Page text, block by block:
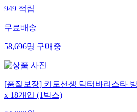
949적립
무료배송
58,696명구매중
[품질보장] 키토선생 닥터바리스타
x 18개입 (1박스)